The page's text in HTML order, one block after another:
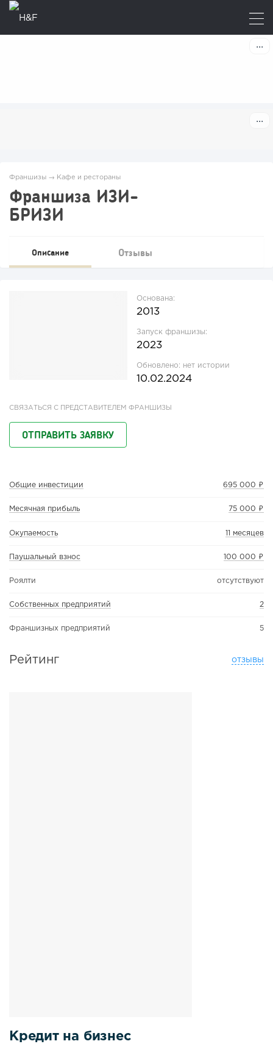
Франшизы → Кафе и рестораны
Франшиза ИЗИ-
БРИЗИ
Описание Отзывы
Основана:
2013
Запуск франшизы:
2023
Обновлено: нет истории
10.02.2024
СВЯЗАТЬСЯ С ПРЕДСТАВИТЕЛЕМ ФРАНШИЗЫ
ОТПРАВИТЬ ЗАЯВКУ
Общие инвестиции 695 000 ₽
Месячная прибыль 75 000 ₽
Окупаемость 11 месяцев
Паушальный взнос 100 000 ₽
Роялти отсутствуют
Собственных предприятий 2
Франшизных предприятий 5
Рейтинг отзывы
Кредит на бизнес